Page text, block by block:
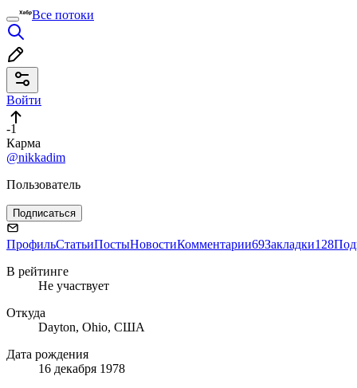
Все потоки
Войти
-1
Карма
@nikkadim
Пользователь
Подписаться
ПрофильСтатьиПостыНовостиКомментарии69Закладки128
В рейтинге
Не участвует
Откуда
Dayton, Ohio, США
Дата рождения
16 декабря 1978